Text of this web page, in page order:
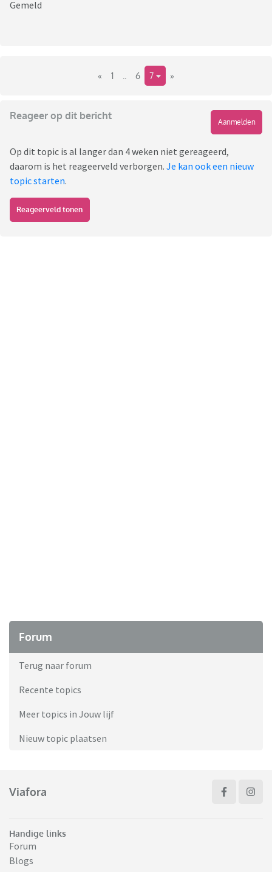
Gemeld
« 1 6 7 »
Reageer op dit bericht
Aanmelden
Op dit topic is al langer dan 4 weken niet gereageerd,
daarom is het reageerveld verborgen. Je kan ook een nieuw
topic starten.
Reageerveld tonen
Forum
Terug naar forum
Recente topics
Meer topics in Jouw lijf
Nieuw topic plaatsen
Viafora
Handige links
Forum
Blogs